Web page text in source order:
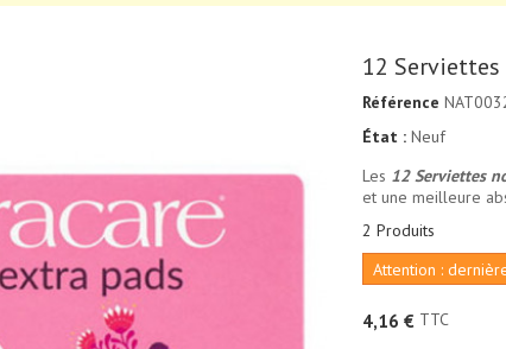
12
Référence
État : Neuf
Les 12 Serviettes
et une meilleure
2 Produits
Attention :
4,16 € TTC